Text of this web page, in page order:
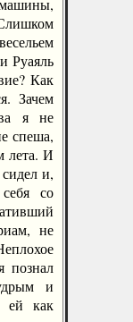
Руаяль
Как
Зачем
я не
спеша,
лета. И
и,
со
не
познал
и
ей как